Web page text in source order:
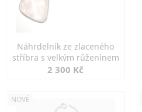
Náhrdelník ze zlaceného
stříbra s velkým růženínem
2 300 Kč
NOVÉ